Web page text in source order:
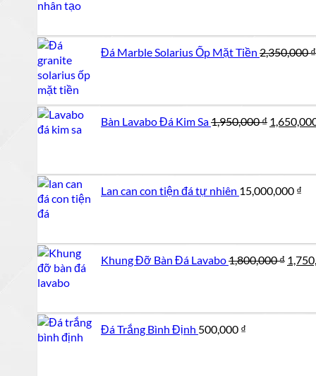
Đá Marble Solarius Ốp Mặt Tiền 2,350,000₫
Bàn Lavabo Đá Kim Sa1,950,000₫ Giá
Lan can con tiện đá tự nhiên 15,000,000 ₫
Khung Đỡ Bàn Đá Lavabo1,800,000₫ Giá
Đá Trắng Bình Định 500,000 ₫